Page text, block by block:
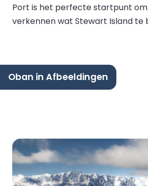
Port is het perfecte startpunt
verkennen wat Stewart Island te
Oban in Afbeeldingen